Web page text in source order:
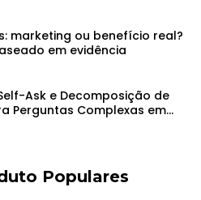
marketing ou benefício real?
em evidência
Ask e Decomposição de
Perguntas Complexas em
Populares